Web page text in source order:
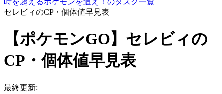
時を超えるポケモンを追え！のタスク一覧
セレビィのCP・個体値早見表
【ポケモンGO】セレビィの
CP・個体値早見表
最終更新: